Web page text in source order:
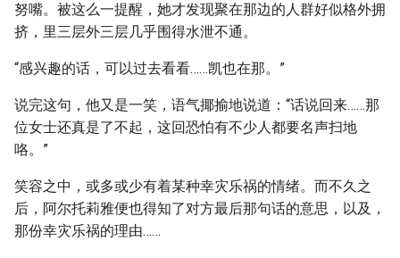
努嘴。被这么一提醒，她才发现聚在那边的人群好似格外拥
挤，里三层外三层几乎围得水泄不通。
“感兴趣的话，可以过去看看……凯也在那。”
说完这句，他又是一笑，语气揶揄地说道：“话说回来……那
位女士还真是了不起，这回恐怕有不少人都要名声扫地
咯。”
笑容之中，或多或少有着某种幸灾乐祸的情绪。而不久之
后，阿尔托莉雅便也得知了对方最后那句话的意思，以及，
那份幸灾乐祸的理由……